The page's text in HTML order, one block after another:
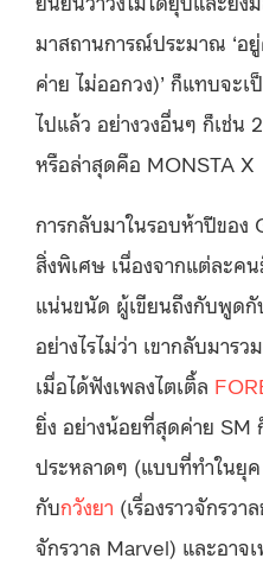
มาสถานการณ์ประมาณ ‘อ
ค่าย ไม่ออกวง)’ ก็แทบจะเ
ไปแล้ว อย่างวงอื่นๆ ก็เช่น
หรือล่าสุดคือ MONSTA X
การกลับมาในรอบห้าปีของ
สิ่งพิเศษ เนื่องจากแต่ละค
แน่นขนัด ผู้เขียนถึงกับพูดกั
อย่างไรไม่ว่า เขากลับมา
เมื่อได้ฟังเพลงไตเติ้ล
ยิ่ง อย่างน้อยที่สุดค่าย SM
ประหลาดๆ (แบบที่ทำในยุ
กับกวังยา (เรื่องราวจักรว
จักรวาล Marvel) และอาจ